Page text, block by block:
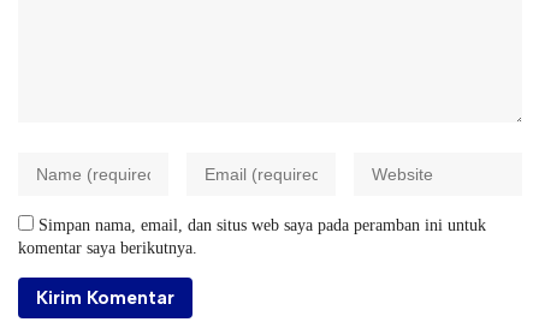
Simpan nama, email, dan situs web saya pada peramban ini untuk
komentar saya berikutnya.